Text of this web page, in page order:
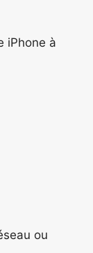
iPhone à
ou